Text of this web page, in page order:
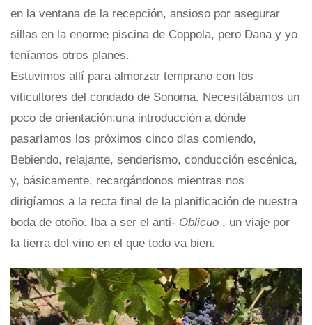
en la ventana de la recepción, ansioso por asegurar
sillas en la enorme piscina de Coppola, pero Dana y yo
teníamos otros planes.
Estuvimos allí para almorzar temprano con los
viticultores del condado de Sonoma. Necesitábamos un
poco de orientación:una introducción a dónde
pasaríamos los próximos cinco días comiendo,
Bebiendo, relajante, senderismo, conducción escénica,
y, básicamente, recargándonos mientras nos
dirigíamos a la recta final de la planificación de nuestra
boda de otoño. Iba a ser el anti- Oblicuo , un viaje por
la tierra del vino en el que todo va bien.